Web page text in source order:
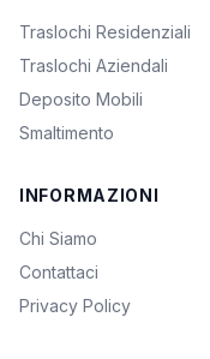
Traslochi Residenziali
Traslochi Aziendali
Deposito Mobili
Smaltimento
INFORMAZIONI
Chi Siamo
Contattaci
Privacy Policy